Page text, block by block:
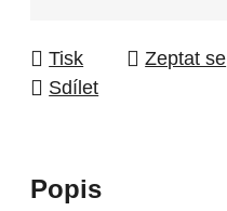
Tisk Zeptat se
Sdílet
Popis